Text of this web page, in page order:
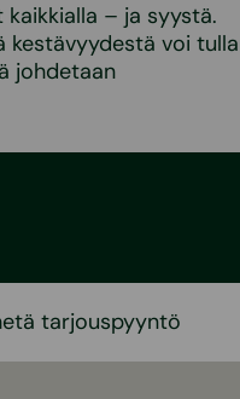
– ja syystä.
kestävyydestä voi tulla
johdetaan
tarjouspyyntö